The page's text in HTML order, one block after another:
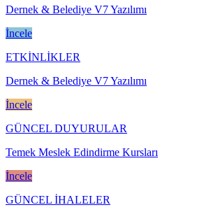
Dernek & Belediye V7 Yazılımı
İncele
ETKİNLİKLER
Dernek & Belediye V7 Yazılımı
İncele
GÜNCEL DUYURULAR
Temek Meslek Edindirme Kursları
İncele
GÜNCEL İHALELER